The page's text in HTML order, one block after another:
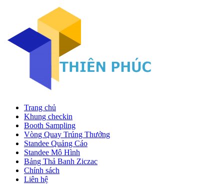
Trang chủ
Khung checkin
Booth Sampling
Vòng Quay Trúng Thưởng
Standee Quảng Cáo
Standee Mô Hình
Bảng Thả Banh Ziczac
Chính sách
Liên hệ